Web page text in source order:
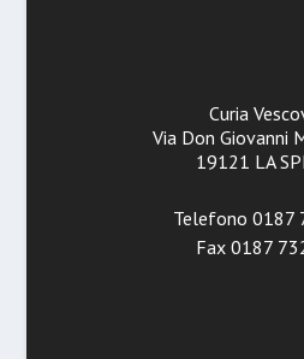
Curia
Via Don Giovanni
19121 LA
Telefono 0187
Fax 0187